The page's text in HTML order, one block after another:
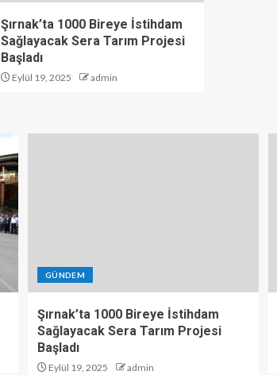
Şırnak’ta 1000 Bireye İstihdam
Sağlayacak Sera Tarım Projesi
Başladı
Eylül 19, 2025 admin
GÜNDEM
Şırnak’ta 1000 Bireye İstihdam
Sağlayacak Sera Tarım Projesi
Başladı
Eylül 19, 2025 admin